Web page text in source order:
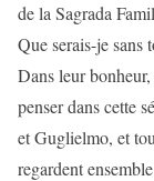
de la Sagrada
Que serais-je sans
Dans leur
penser dans cette
et Guglielmo, et
regardent